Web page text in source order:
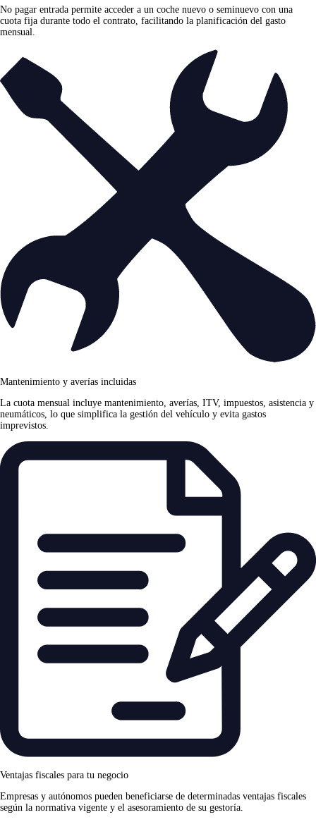
No pagar entrada permite acceder a un coche nuevo o seminuevo con una
cuota fija durante todo el contrato, facilitando la planificación del gasto
mensual.
Mantenimiento y averías incluidas
La cuota mensual incluye mantenimiento, averías, ITV, impuestos, asistencia y
neumáticos, lo que simplifica la gestión del vehículo y evita gastos
imprevistos.
Ventajas fiscales para tu negocio
Empresas y autónomos pueden beneficiarse de determinadas ventajas fiscales
según la normativa vigente y el asesoramiento de su gestoría.